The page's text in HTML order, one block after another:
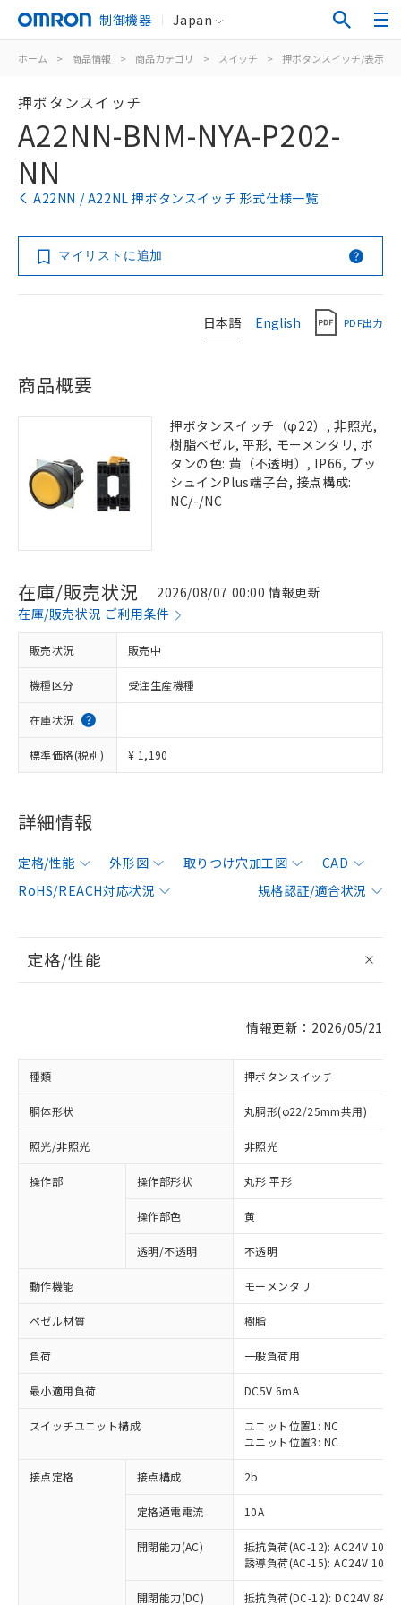
制御機器 Japan
ホーム > 商品情報 > 商品カテゴリ > スイッチ > 押ボタンスイッチ/表示灯
押ボタンスイッチ
A22NN-BNM-NYA-P202-
NN
A22NN / A22NL 押ボタンスイッチ 形式仕様一覧
マイリストに追加
日本語 English PDF出力
商品概要
押ボタンスイッチ（φ22）, 非照光,
樹脂ベゼル, 平形, モーメンタリ, ボ
タンの色: 黄（不透明）, IP66, プッ
シュインPlus端子台, 接点構成:
NC/-/NC
在庫/販売状況
2026/08/07 00:00 情報更新
在庫/販売状況 ご利用条件
販売状況 販売中
機種区分 受注生産機種
在庫状況
標準価格(税別) ¥ 1,190
詳細情報
定格/性能 外形図 取りつけ穴加工図
CAD
RoHS/REACH対応状況
規格認証/適合状況
定格/性能
情報更新：2026/05/21
種類 押ボタンスイッチ
胴体形状 丸胴形(φ22/25mm共用)
照光/非照光 非照光
操作部 操作部形状 丸形 平形
操作部色 黄
透明/不透明 不透明
動作機能 モーメンタリ
ベゼル材質 樹脂
負荷 一般負荷用
最小適用負荷 DC5V 6mA
スイッチユニット構成
ユニット位置1: NC
ユニット位置3: NC
接点定格 接点構成 2b
定格通電電流 10A
開閉能力(AC)
抵抗負荷(AC-12): AC24V 10A/
誘導負荷(AC-15): AC24V
開閉能力(DC) 抵抗負荷(DC-12): DC24V 8A/
ご利用条件
※1 対応状況
対応済み：EU RoHS指令（10物質）の
非含有に対応した製品が提供可能な商品で
対応予定：EU RoHS指令（10物質）の非含
有に対応した製品に切り替える予定のある